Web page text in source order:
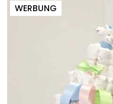
WERBUNG